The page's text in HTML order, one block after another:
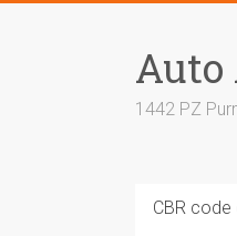
Auto
1442 PZ
CBR code